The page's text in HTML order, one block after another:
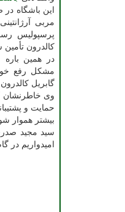
این باشگاه در
مربی
پرسپولیس
کالدرون
در همین باره
مشکل رفع
گابریل
وی خاطرنشان
حمایت و
بیشتر هموار
سید مجید
امیدواریم در